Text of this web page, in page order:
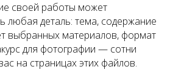
своей работы может
любая деталь: тема, содержание
выбранных материалов, формат
для фотографии — сотни
на страницах этих файлов.